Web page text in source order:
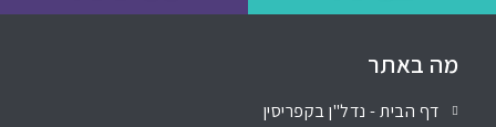
מה באתר
דף הבית - נדל"ן בקפריסין